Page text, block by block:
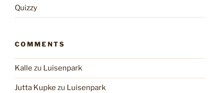
Quizzy
COMMENTS
Kalle zu Luisenpark
Jutta Kupke zu Luisenpark